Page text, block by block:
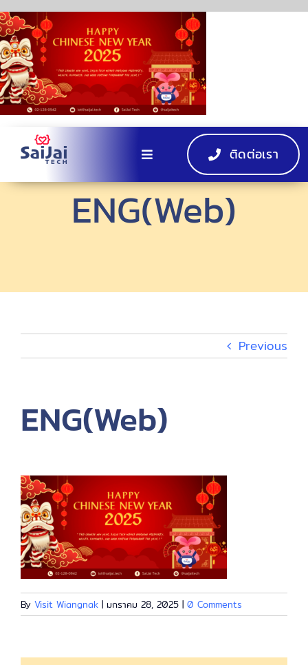
Skip
to
content
Toggle
Navigation
EV Charger
กิจกรรม
EN
ติดต่อเรา
ENG(Web)
Previous
ENG(Web)
By Visit Wiangnak | มกราคม 28, 2025 | 0 Comments